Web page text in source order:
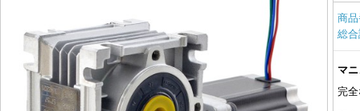
商
総
マ
完